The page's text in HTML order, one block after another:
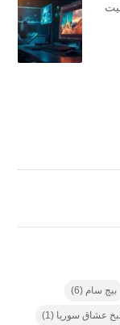
وتثبيت
بيج سام (6)
عشاق سوريا (1)